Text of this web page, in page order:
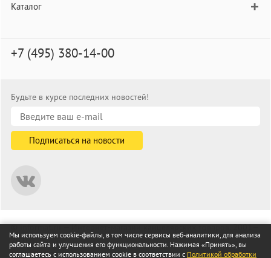
Каталог
+7 (495) 380-14-00
Будьте в курсе последних новостей!
© informat.ru — Интернет-магазин канцелярских товаров. 2001—
2026
Все права защищены
Мы используем cookie-файлы, в том числе сервисы веб-аналитики, для анализа
работы сайта и улучшения его функциональности. Нажимая «Принять», вы
соглашаетесь с использованием cookie в соответствии с Политикой обработки